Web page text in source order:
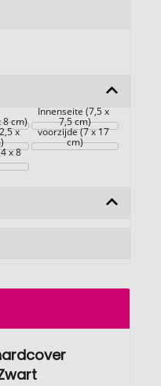
8 cm)
Innenseite (7,5 x
7,5 cm)
x voorzijde (7 x 17
cm)
x 8